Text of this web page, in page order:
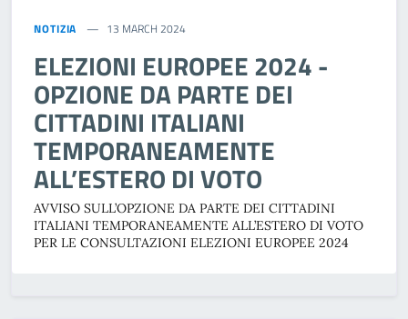
NOTIZIA 13 MARCH 2024
ELEZIONI EUROPEE 2024 -
OPZIONE DA PARTE DEI
CITTADINI ITALIANI
TEMPORANEAMENTE
ALL’ESTERO DI VOTO
AVVISO SULL’OPZIONE DA PARTE DEI CITTADINI
ITALIANI TEMPORANEAMENTE ALL’ESTERO DI VOTO
PER LE CONSULTAZIONI ELEZIONI EUROPEE 2024